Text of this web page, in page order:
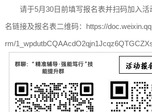
请于5月30日前填写报名表并扫码加入
名链接及报名表二维码：https://
rm/